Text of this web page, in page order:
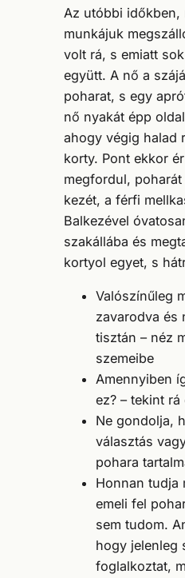
Az utóbbi időkben,
munkájuk
volt rá, s emiatt
együtt. A nő a
poharat, s egy
nő nyakát épp
ahogy végig halad
korty. Pont ekkor
megfordul,
kezét, a férfi
Balkezével
szakállába és
kortyol egyet, s
Valószínűleg
zavarodva és
tisztán – néz
szemeibe
Amennyiben
ez? – tekint
Ne gondolja,
választás
pohara
Honnan tudja
emeli fel
sem tudom.
hogy jelenleg
foglalkoztat,